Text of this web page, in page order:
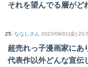
それを望んでる層がど
25: ななしさん 2023/09/01(金)
超売れっ子漫画家にあ
代表作以外どんな宣伝